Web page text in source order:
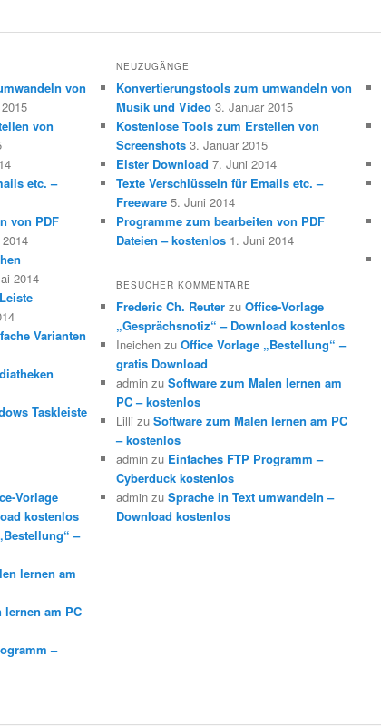
von
von
etc. –
von PDF
2014
Varianten
Taskleiste
Vorlage
kostenlos
–
lernen am
lernen am PC
–
NEUZUGÄNGE
Konvertierungstools zum umwandeln von
Musik und Video 3. Januar 2015
Kostenlose Tools zum Erstellen von
Screenshots 3. Januar 2015
Elster Download 7. Juni 2014
Texte Verschlüsseln für Emails etc. –
Freeware 5. Juni 2014
Programme zum bearbeiten von PDF
Dateien – kostenlos 1. Juni 2014
BESUCHER KOMMENTARE
Frederic Ch. Reuterzu Office-Vorlage
„Gesprächsnotiz“ – Download kostenlos
Ineichenzu Office Vorlage „Bestellung“ –
gratis Download
adminzu Software zum Malen lernen am
PC – kostenlos
Lilli zu Software zum Malen lernen am PC
– kostenlos
adminzu Einfaches FTP Programm –
Cyberduck kostenlos
adminzu Sprache in Text umwandeln –
Download kostenlos